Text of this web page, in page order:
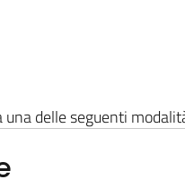
delle seguenti